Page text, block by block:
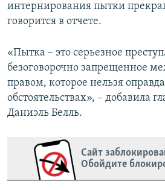
интернирования пытки
говорится в отчете.
«Пытка – это серьезное
безоговорочно запрещенное
правом, которое нельзя
обстоятельствах», – добавила
Даниэль Белль.
Сайт
Обойдите